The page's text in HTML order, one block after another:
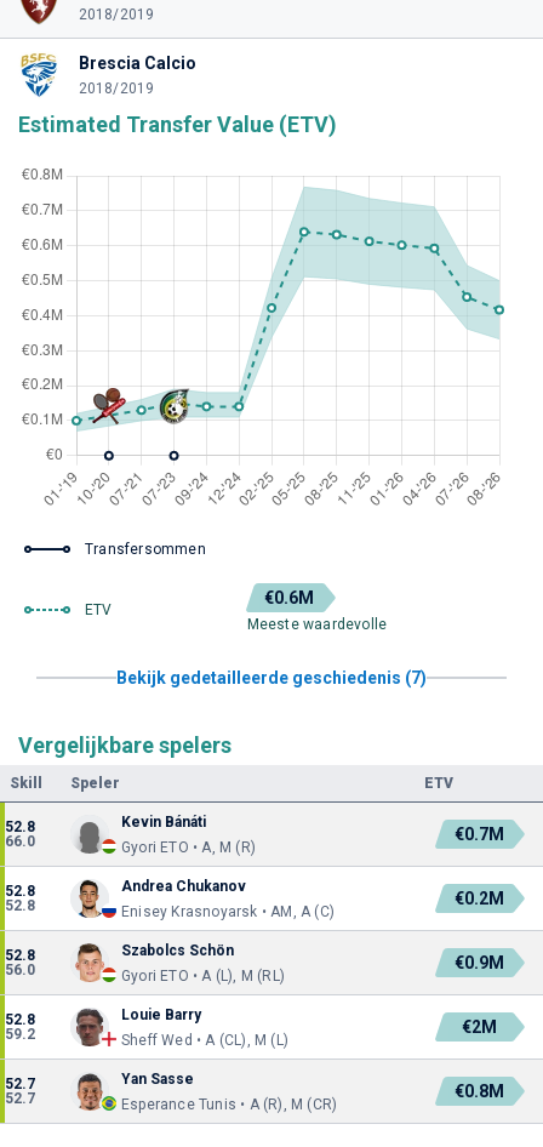
2018/2019
Brescia Calcio
2018/2019
Estimated Transfer Value (ETV)
Transfersommen
ETV
€0.6M
Meeste waardevolle
Bekijk gedetailleerde geschiedenis (7)
Vergelijkbare spelers
Skill Speler ETV
52.8
66.0
Kevin Bánáti
Gyori ETO • A, M (R)
€0.7M
52.8
52.8
Andrea Chukanov
Enisey Krasnoyarsk • AM, A (C)
€0.2M
52.8
56.0
Szabolcs Schön
Gyori ETO • A (L), M (RL)
€0.9M
52.8
59.2
Louie Barry
Sheff Wed • A (CL), M (L)
€2M
52.7
52.7
Yan Sasse
Esperance Tunis • A (R), M (CR)
€0.8M